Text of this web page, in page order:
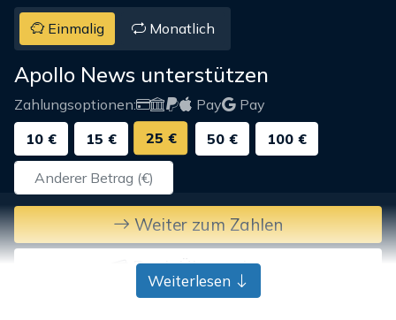
Einmalig Monatlich
Apollo News unterstützen
Zahlungsoptionen: Pay
Pay
10 €
15 € 25 € 50 € 100 €
Weiter zum Zahlen
Bank-Überweisung
Weiterlesen